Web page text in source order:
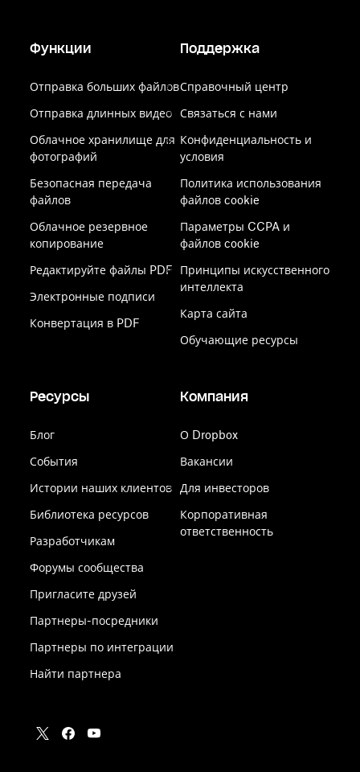
Функции
Отправка больших файлов
Отправка длинных видео
Облачное хранилище для
фотографий
Безопасная передача
файлов
Облачное резервное
копирование
Редактируйте файлы PDF
Электронные подписи
Конвертация в PDF
Поддержка
Справочный центр
Связаться с нами
Конфиденциальность и
условия
Политика использования
файлов cookie
Параметры CCPA и
файлов cookie
Принципы искусственного
интеллекта
Карта сайта
Обучающие ресурсы
Ресурсы
Блог
События
Истории наших клиентов
Библиотека ресурсов
Разработчикам
Форумы сообщества
Пригласите друзей
Партнеры-посредники
Партнеры по интеграции
Найти партнера
Компания
О Dropbox
Вакансии
Для инвесторов
Корпоративная
ответственность